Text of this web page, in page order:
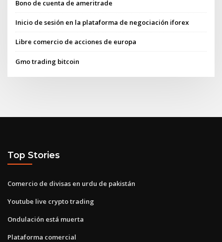
Bono de cuenta de ameritrade
Inicio de sesión en la plataforma de negociación iforex
Libre comercio de acciones de europa
Gmo trading bitcoin
Top Stories
Comercio de divisas en urdu de pakistán
Youtube live crypto trading
Ondulación está muerta
Plataforma comercial